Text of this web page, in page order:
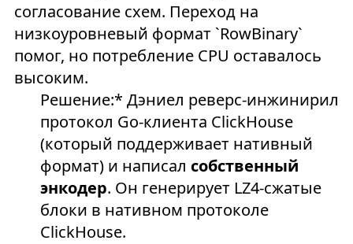
согласование схем. Переход на
низкоуровневый формат `RowBinary`
помог, но потребление CPU оставалось
высоким.
Решение:* Дэниел реверс-инжинирил
протокол Go-клиента ClickHouse
(который поддерживает нативный
формат) и написал собственный
энкодер. Он генерирует LZ4-сжатые
блоки в нативном протоколе
ClickHouse.